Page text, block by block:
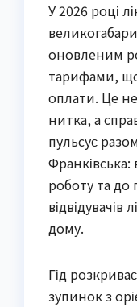
У 2026 році
оновленим
тарифами,
оплати. Це
нитка, а
пульсує
роботу та до
відвідувачів
дому.
Гід
зупинок з